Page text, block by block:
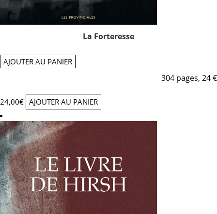
La Forteresse
AJOUTER AU PANIER
304 pages, 24 €
24,00€ AJOUTER AU PANIER